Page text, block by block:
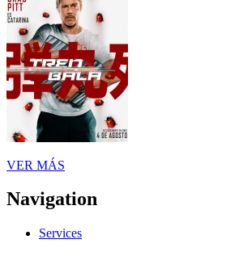
VER MÁS
Navigation
Services